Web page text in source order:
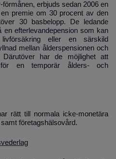
erbjuds sedan 2006 en
premie om 30 procent av den
30 basbelopp. De ledande
en efterlevandepension som kan
eller en särskild
mellan ålderspensionen och
Därutöver har de möjlighet att
en temporär ålders- och
rätt till normala icke-monetära
företagshälsovård.